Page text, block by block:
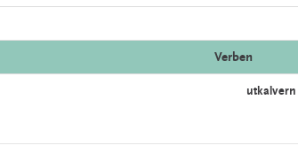
Verben
utkalvern